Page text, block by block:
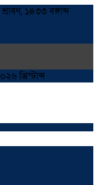
১৪৩৩ বঙ্গাব্দ
খ্রিস্টাব্দ